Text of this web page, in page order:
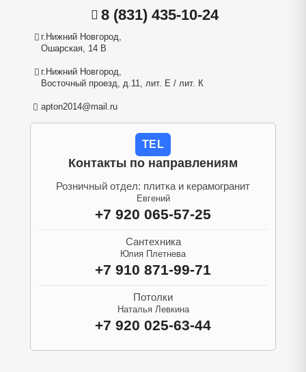
8 (831) 435-10-24
г.Нижний Новгород,
Ошарская, 14 В
г.Нижний Новгород,
Восточный проезд, д.11, лит. Е / лит. К
apton2014@mail.ru
TEL
Контакты по направлениям
Розничный отдел: плитка и керамогранит
Евгений
+7 920 065-57-25
Сантехника
Юлия Плетнева
+7 910 871-99-71
Потолки
Наталья Левкина
+7 920 025-63-44